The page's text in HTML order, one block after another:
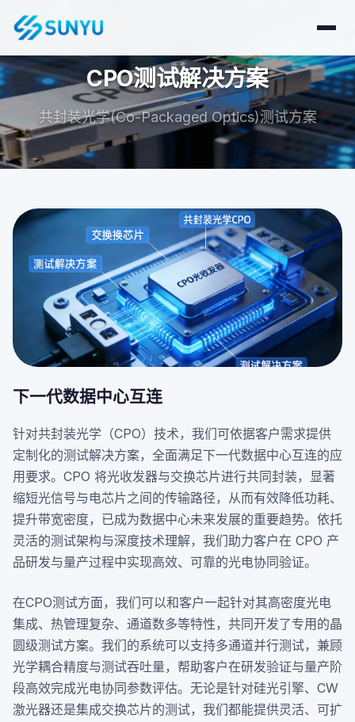
CPO测试解决方案
共封装光学(Co-Packaged Optics)测试方案
下一代数据中心互连
针对共封装光学（CPO）技术，我们可依据客户需求提供
定制化的测试解决方案，全面满足下一代数据中心互连的应
用要求。CPO 将光收发器与交换芯片进行共同封装，显著
缩短光信号与电芯片之间的传输路径，从而有效降低功耗、
提升带宽密度，已成为数据中心未来发展的重要趋势。依托
灵活的测试架构与深度技术理解，我们助力客户在 CPO 产
品研发与量产过程中实现高效、可靠的光电协同验证。
在CPO测试方面，我们可以和客户一起针对其高密度光电
集成、热管理复杂、通道数多等特性，共同开发了专用的晶
圆级测试方案。我们的系统可以支持多通道并行测试，兼顾
光学耦合精度与测试吞吐量，帮助客户在研发验证与量产阶
段高效完成光电协同参数评估。无论是针对硅光引擎、CW
激光器还是集成交换芯片的测试，我们都能提供灵活、可扩